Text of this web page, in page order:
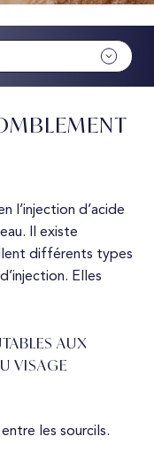
l’injection d’acide
Il existe
différents types
Elles
AUX
VISAGE
les sourcils.